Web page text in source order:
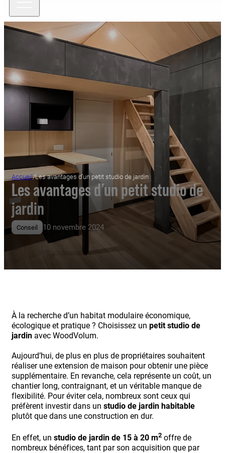
Accueil/Les avantages d’un petit studio de jardin
Les avantages d’un petit studio de
jardin
Conseil 10 novembre 2024
À la recherche d’un habitat modulaire économique,
écologique et pratique ? Choisissez un petit studio de
jardin avec WoodVolum.
Aujourd’hui, de plus en plus de propriétaires souhaitent
réaliser une extension de maison pour obtenir une pièce
supplémentaire. En revanche, cela représente un coût, un
chantier long, contraignant, et un véritable manque de
flexibilité. Pour éviter cela, nombreux sont ceux qui
préfèrent investir dans un studio de jardin habitable
plutôt que dans une construction en dur.
En effet, un studio de jardin de 15 à 20 m2 offre de
nombreux bénéfices, tant par son acquisition que par